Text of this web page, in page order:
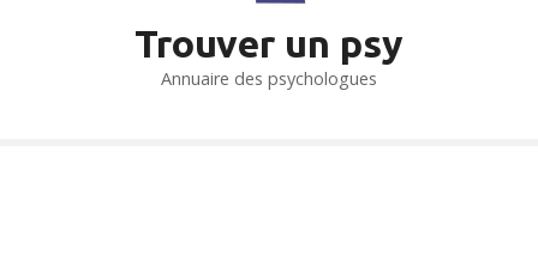
Trouver un psy
Annuaire des psychologues